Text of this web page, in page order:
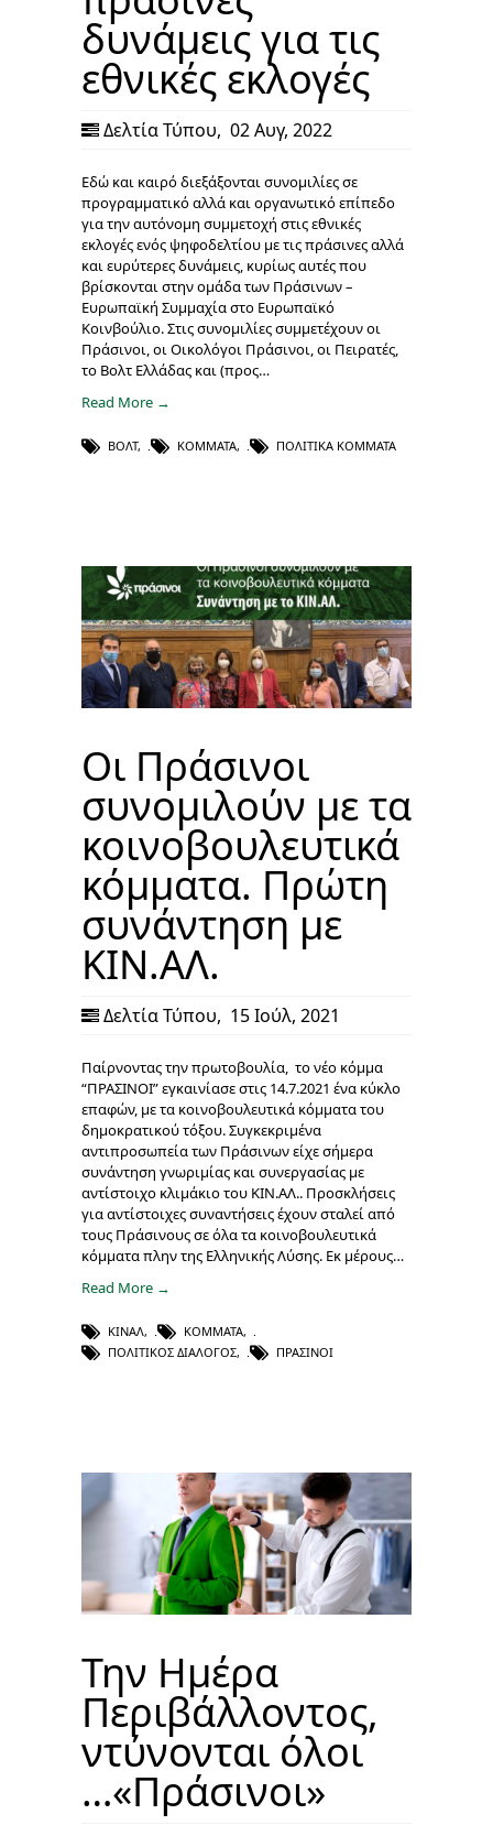
δυνάμεις για τις
εθνικές εκλογές
Δελτία Τύπου, 02 Αυγ, 2022
Εδώ και καιρό διεξάξονται συνομιλίες σε
προγραμματικό αλλά και οργανωτικό επίπεδο
για την αυτόνομη συμμετοχή στις εθνικές
εκλογές ενός ψηφοδελτίου με τις πράσινες αλλά
και ευρύτερες δυνάμεις, κυρίως αυτές που
βρίσκονται στην ομάδα των Πράσινων –
Ευρωπαϊκή Συμμαχία στο Ευρωπαϊκό
Κοινβούλιο. Στις συνομιλίες συμμετέχουν οι
Πράσινοι, οι Οικολόγοι Πράσινοι, οι Πειρατές,
το Βολτ Ελλάδας και (προς…
Read More →
ΒΟΛΤ, ΚΌΜΜΑΤΑ, ΠΟΛΙΤΙΚΆ ΚΌΜΜΑΤΑ
Οι Πράσινοι
συνομιλούν με τα
κοινοβουλευτικά
κόμματα. Πρώτη
συνάντηση με
ΚΙΝ.ΑΛ.
Δελτία Τύπου, 15 Ιούλ, 2021
Παίρνοντας την πρωτοβουλία, το νέο κόμμα
“ΠΡΑΣΙΝΟΙ” εγκαινίασε στις 14.7.2021 ένα κύκλο
επαφών, με τα κοινοβουλευτικά κόμματα του
δημοκρατικού τόξου. Συγκεκριμένα
αντιπροσωπεία των Πράσινων είχε σήμερα
συνάντηση γνωριμίας και συνεργασίας με
αντίστοιχο κλιμάκιο του ΚΙΝ.ΑΛ.. Προσκλήσεις
για αντίστοιχες συναντήσεις έχουν σταλεί από
τους Πράσινους σε όλα τα κοινοβουλευτικά
κόμματα πλην της Ελληνικής Λύσης. Εκ μέρους…
Read More →
ΚΙΝΑΛ, ΚΌΜΜΑΤΑ,
ΠΟΛΙΤΙΚΌΣ ΔΙΆΛΟΓΟΣ, ΠΡΆΣΙΝΟΙ
Την Ημέρα
Περιβάλλοντος,
ντύνονται όλοι
…«Πράσινοι»